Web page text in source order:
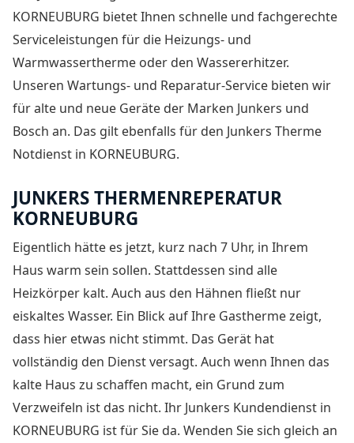
KORNEUBURG bietet Ihnen schnelle und fachgerechte
Serviceleistungen für die Heizungs- und
Warmwassertherme oder den Wassererhitzer.
Unseren Wartungs- und Reparatur-Service bieten wir
für alte und neue Geräte der Marken Junkers und
Bosch an. Das gilt ebenfalls für den Junkers Therme
Notdienst in KORNEUBURG.
JUNKERS THERMENREPERATUR
KORNEUBURG
Eigentlich hätte es jetzt, kurz nach 7 Uhr, in Ihrem
Haus warm sein sollen. Stattdessen sind alle
Heizkörper kalt. Auch aus den Hähnen fließt nur
eiskaltes Wasser. Ein Blick auf Ihre Gastherme zeigt,
dass hier etwas nicht stimmt. Das Gerät hat
vollständig den Dienst versagt. Auch wenn Ihnen das
kalte Haus zu schaffen macht, ein Grund zum
Verzweifeln ist das nicht. Ihr Junkers Kundendienst in
KORNEUBURG ist für Sie da. Wenden Sie sich gleich an